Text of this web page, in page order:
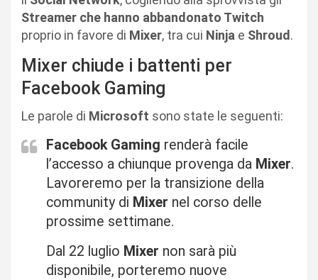
Streamer che hanno abbandonato Twitch
proprio in favore di Mixer, tra cui Ninja e Shroud.
Mixer chiude i battenti per
Facebook Gaming
Le parole di Microsoft sono state le seguenti:
Facebook Gaming renderà facile
l’accesso a chiunque provenga da Mixer.
Lavoreremo per la transizione della
community di Mixer nel corso delle
prossime settimane.
Dal 22 luglio Mixer non sarà più
disponibile, porteremo nuove